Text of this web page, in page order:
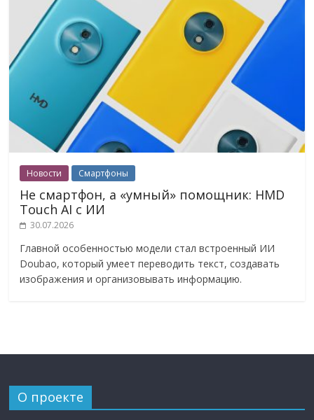
Новости Смартфоны
Не смартфон, а «умный» помощник: HMD
Touch AI с ИИ
30.07.2026
Главной особенностью модели стал встроенный ИИ
Doubao, который умеет переводить текст, создавать
изображения и организовывать информацию.
О проекте